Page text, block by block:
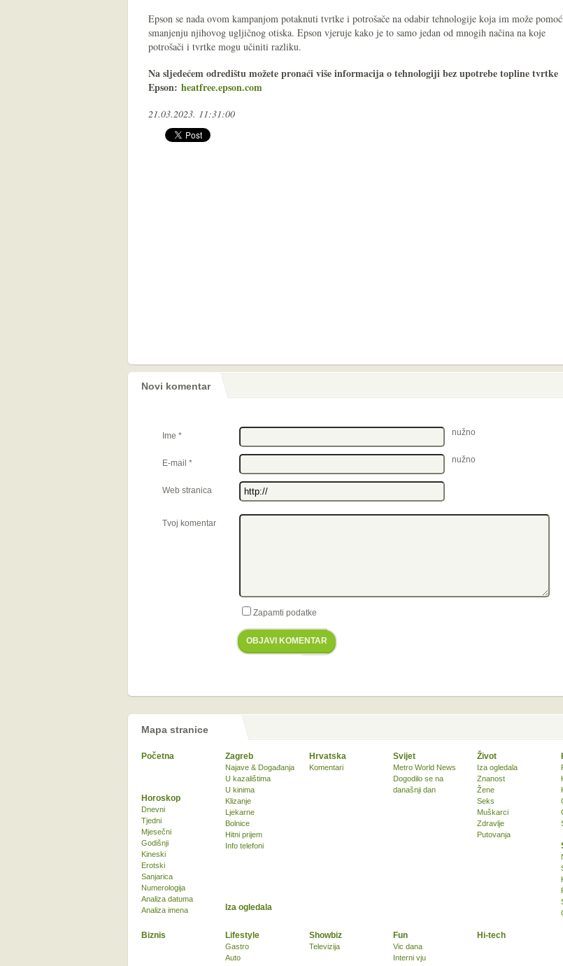
Epson se nada ovom kampanjom potaknuti tvrtke i potrošače na odabir tehnologije koja im može
smanjenju njihovog ugljičnog otiska. Epson vjeruje kako je to samo jedan od mnogih načina na koje
potrošači i tvrtke mogu učiniti razliku.
Na sljedećem odredištu možete pronaći više informacija o tehnologiji bez upotrebe topline tvrtke
Epson: heatfree.epson.com
21.03.2023. 11:31:00
Novi komentar
Ime * nužno
E-mail * nužno
Web stranica
Tvoj komentar
Zapamti podatke
OBJAVI KOMENTAR
Mapa stranice
Početna Zagreb
Najave & Događanja
U kazalištima
U kinima
Klizanje
Ljekarne
Bolnice
Hitni prijem
Info telefoni
Hrvatska
Komentari
Svijet
Metro World News
Dogodilo se na
današnji dan
Život
Iza ogledala
Znanost
Žene
Seks
Muškarci
Zdravlje
Putovanja
Biznis Lifestyle
Gastro
Auto
Showbiz
Televizija
Fun
Vic dana
Interni vju
Horoskop
Dnevni
Tjedni
Mjesečni
Godišnji
Kineski
Erotski
Sanjarica
Numerologija
Analiza datuma
Analiza imena
Iza ogledala
Hi-tech